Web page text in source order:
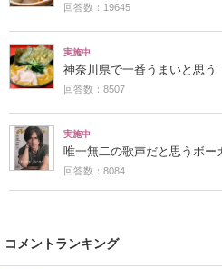
回答数：19645
実施中
神奈川県で一番うまいと思う
回答数：8507
実施中
唯一無二の歌声だと思うボー
回答数：8084
コメントランキング